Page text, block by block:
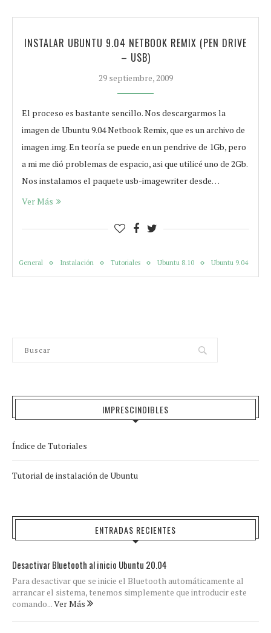
INSTALAR UBUNTU 9.04 NETBOOK REMIX (PEN DRIVE
– USB)
29 septiembre, 2009
El proceso es bastante sencillo. Nos descargarmos la
imagen de Ubuntu 9.04 Netbook Remix, que es un archivo de
imagen .img. En teoría se puede en un pendrive de 1Gb, pero
a mi me dió problemas de espacio, asi que utilicé uno de 2Gb.
Nos instalamos el paquete usb-imagewriter desde…
Ver Más
General Instalación Tutoriales Ubuntu 8.10 Ubuntu 9.04
IMPRESCINDIBLES
Índice de Tutoriales
Tutorial de instalación de Ubuntu
ENTRADAS RECIENTES
Desactivar Bluetooth al inicio Ubuntu 20.04
Para desactivar que se inicie el Bluetooth automáticamente al
arrancar el sistema, tenemos simplemente que introducir este
comando...Ver Más